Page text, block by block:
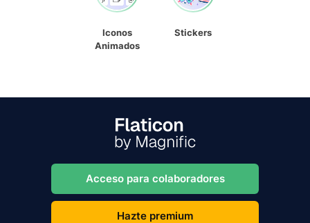
Iconos
Animados
Stickers
Acceso para colaboradores
Hazte premium